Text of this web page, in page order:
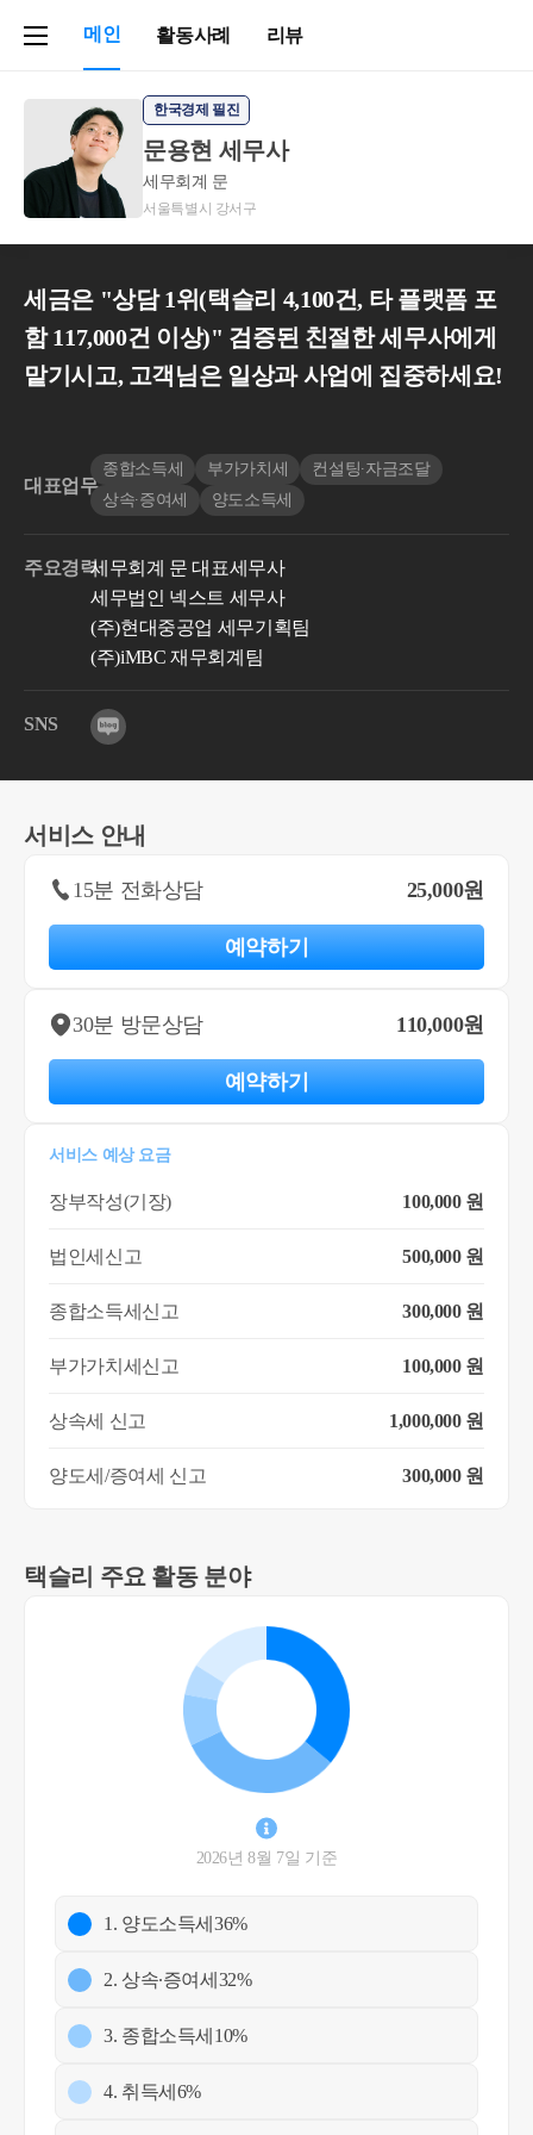
메인 활동사례 리뷰
한국경제 필진
문용현 세무사
세무회계 문
서울특별시 강서구
세금은 "상담 1위(택슬리 4,100건, 타 플랫폼 포
함 117,000건 이상)" 검증된 친절한 세무사에게
맡기시고, 고객님은 일상과 사업에 집중하세요!
대표업무
종합소득세 부가가치세
컨설팅∙자금조달
상속∙증여세
양도소득세
주요경력세무회계 문 대표세무사
세무법인 넥스트 세무사
(주)현대중공업 세무기획팀
(주)iMBC 재무회계팀
SNS
서비스 안내
15분 전화상담 25,000원
예약하기
30분 방문상담 110,000원
예약하기
서비스 예상 요금
장부작성(기장) 100,000 원
법인세신고 500,000 원
종합소득세신고 300,000 원
부가가치세신고 100,000 원
상속세 신고 1,000,000 원
양도세/증여세 신고 300,000 원
택슬리 주요 활동 분야
2026년 8월 7일 기준
1. 양도소득세36%
2. 상속∙증여세 32%
3. 종합소득세 10%
4. 취득세 6%